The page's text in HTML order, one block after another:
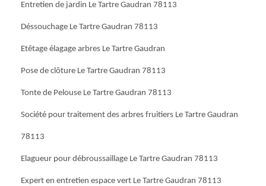
Entretien de jardin Le Tartre Gaudran 78113
Déssouchage Le Tartre Gaudran 78113
Etêtage élagage arbres Le Tartre Gaudran
Pose de clôture Le Tartre Gaudran 78113
Tonte de Pelouse Le Tartre Gaudran 78113
Société pour traitement des arbres fruitiers Le Tartre Gaudran
78113
Elagueur pour débroussaillage Le Tartre Gaudran 78113
Expert en entretien espace vert Le Tartre Gaudran 78113